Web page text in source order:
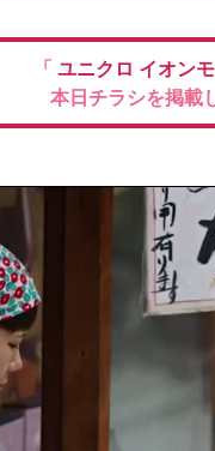
「 ユニクロ イオン
本日チラシを掲載